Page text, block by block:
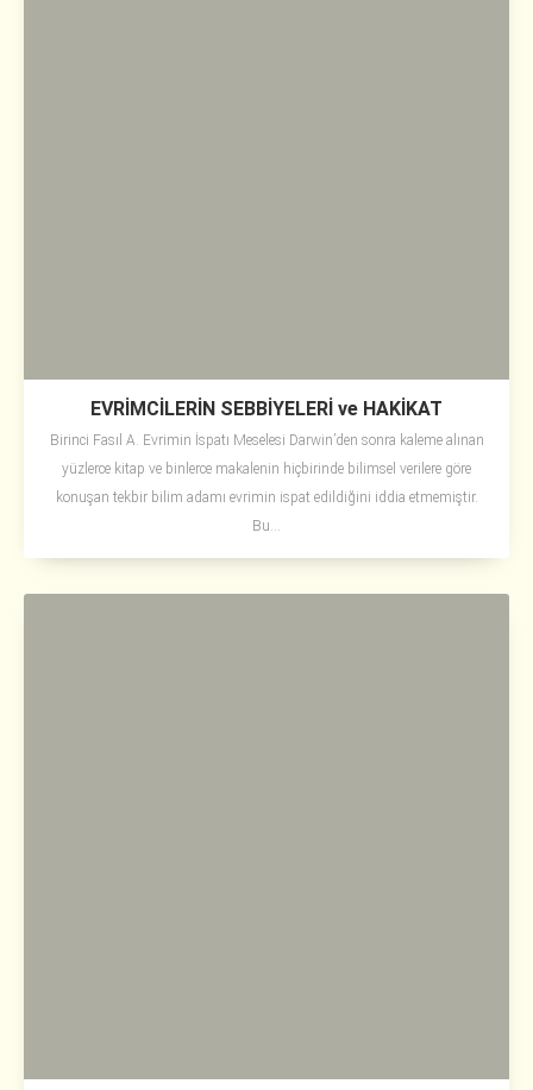
EVRİMCİLERİN SEBBİYELERİ ve HAKİKAT
Birinci Fasıl A. Evrimin İspatı Meselesi Darwin’den sonra kaleme alınan
yüzlerce kitap ve binlerce makalenin hiçbirinde bilimsel verilere göre
konuşan tekbir bilim adamı evrimin ispat edildiğini iddia etmemiştir.
Bu...